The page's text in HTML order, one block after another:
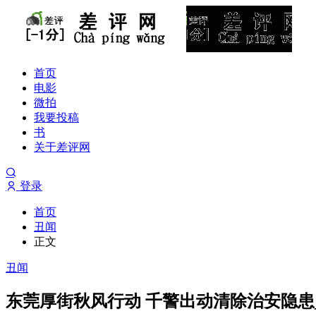
首页
电影
微拍
我要投稿
书
关于差评网
登录
首页
丑闻
正文
丑闻
东莞厚街秋风行动 千警出动清除治安隐